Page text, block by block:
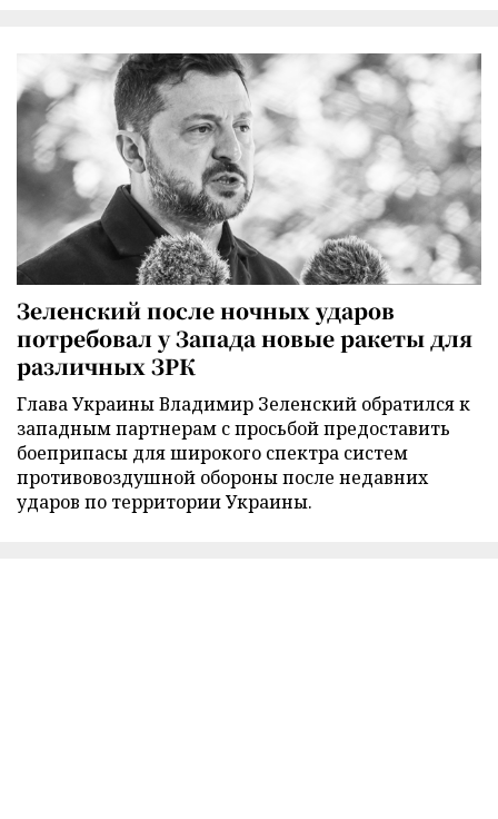
Зеленский после ночных ударов
потребовал у Запада новые ракеты для
различных ЗРК
Глава Украины Владимир Зеленский обратился к
западным партнерам с просьбой предоставить
боеприпасы для широкого спектра систем
противовоздушной обороны после недавних
ударов по территории Украины.